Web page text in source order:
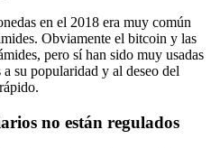
en el 2018 era muy común
Obviamente el bitcoin y las
pero sí han sido muy usadas
su popularidad y al deseo del
no están regulados